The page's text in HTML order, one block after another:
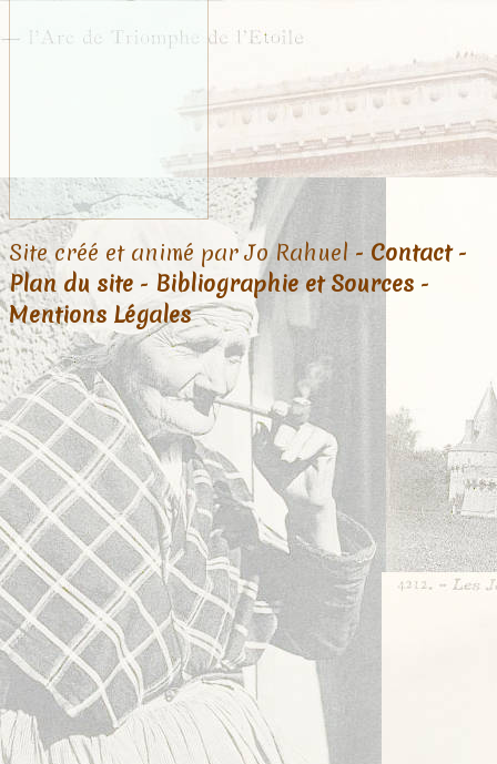
Site créé et animé par Jo Rahuel - Contact-
Plan du site - Bibliographie et Sources -
Mentions Légales